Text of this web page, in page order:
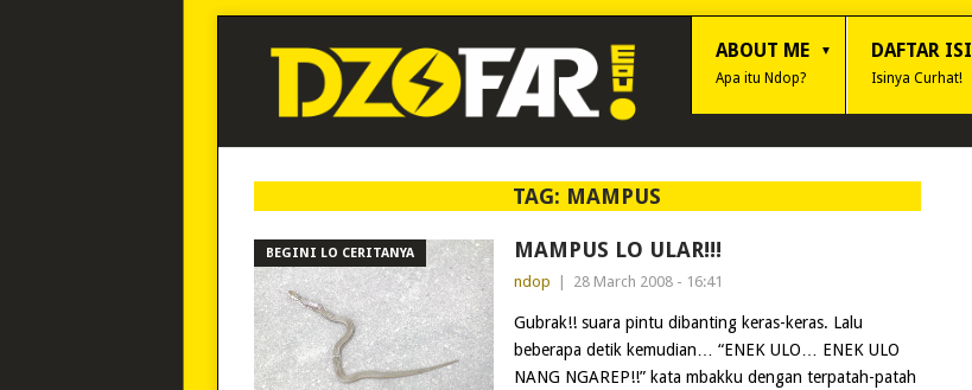
ABOUT ME
Apa itu Ndop?
DAFTAR ISI
Isinya Curhat!
TAG: MAMPUS
BEGINI LO CERITANYA MAMPUS LO ULAR!!!
ndop 28 March 2008 - 16:41
Gubrak!! suara pintu dibanting keras-keras. Lalu
beberapa detik kemudian… “ENEK ULO… ENEK ULO
NANG NGAREP!!” kata mbakku dengan terpatah-patah